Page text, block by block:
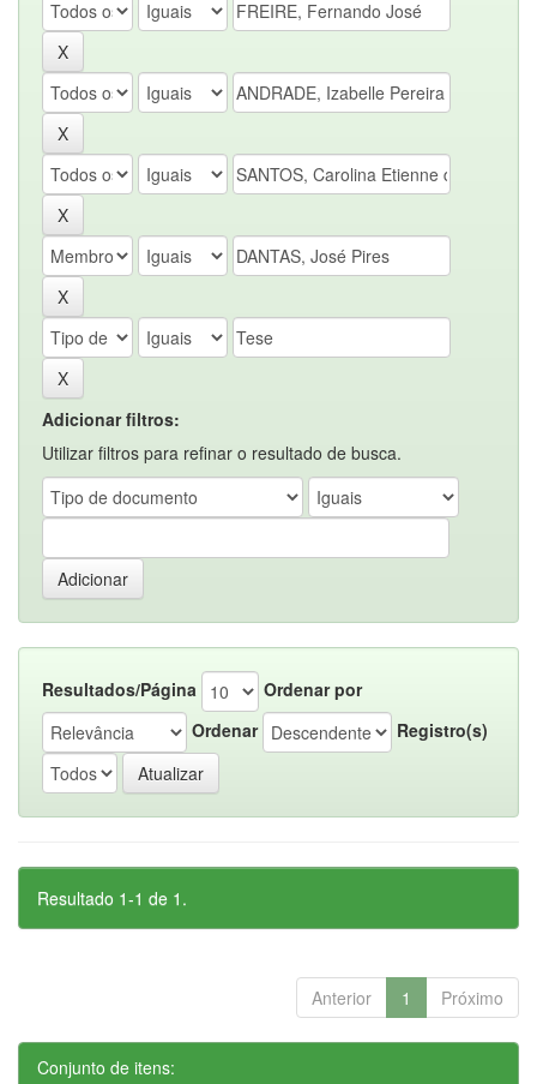
Adicionar filtros:
Utilizar filtros para refinar o resultado de busca.
Resultados/Página
Ordenar por
Ordenar
Registro(s)
Resultado 1-1 de 1.
Anterior 1 Próximo
Conjunto de itens: